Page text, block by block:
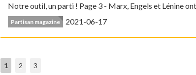
Notre outil, un parti ! Page 3 - Marx, Engels et Lénine
Partisan magazine 2021-06-17
1 2 3